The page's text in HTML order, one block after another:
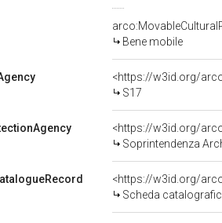
Bene mobile
<https://w3id.org/
S17
<https://w3id.org/
Soprintendenza
<https://w3id.org/
Scheda